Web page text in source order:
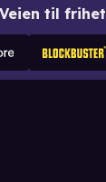
til frihet